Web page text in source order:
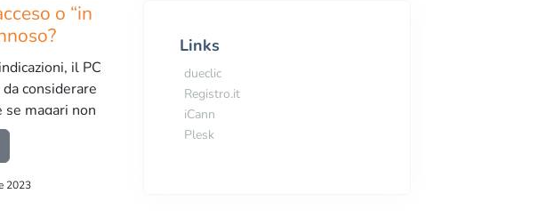
minorenne?
o “in
il PC
considerare
se magari non
se non si
from Lasciare il PC sempre acceso o “in sospensione” è dannoso?
2023
Links
dueclic
Registro.it
iCann
Plesk